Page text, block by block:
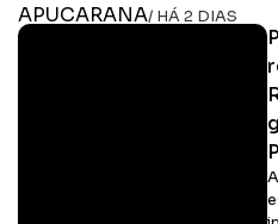
APUCARANA/ HÁ 2 DIAS